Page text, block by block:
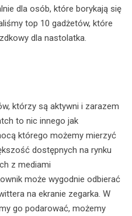
dla osób, które borykają się
top 10 gadżetów, które
dla nastolatka.
którzy są aktywni i zarazem
to nic innego jak
którego możemy mierzyć
dostępnych na rynku
z mediami
może wygodnie odbierać
na ekranie zegarka. W
go podarować, możemy